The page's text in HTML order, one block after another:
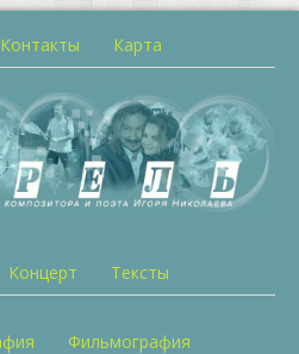
Контакты Карта
Концерт Тексты
Фильмография